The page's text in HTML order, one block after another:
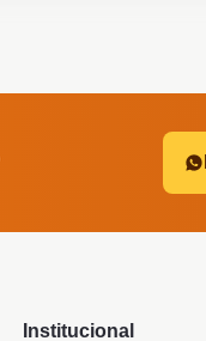
Institucional